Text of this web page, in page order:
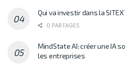
Qui va investir dans la
0 PARTAGES
MindState AI: créer une IA
les entreprises